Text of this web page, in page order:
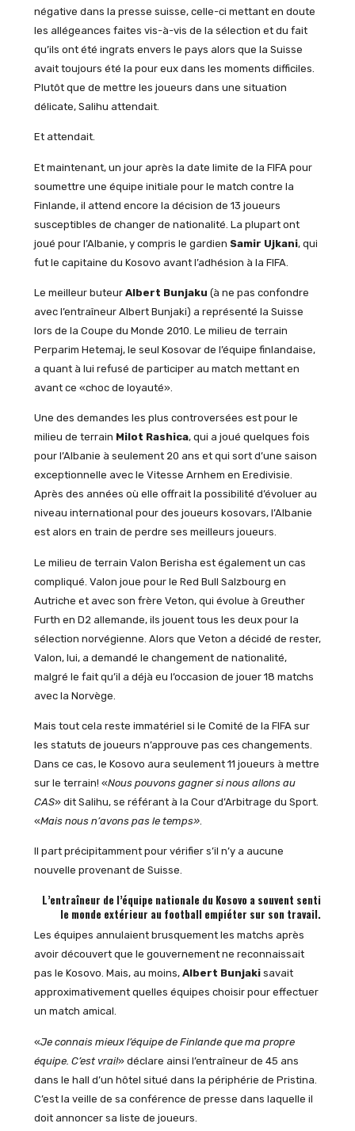
négative dans la presse suisse, celle-ci mettant en doute
les allégeances faites vis-à-vis de la sélection et du fait
qu’ils ont été ingrats envers le pays alors que la Suisse
avait toujours été la pour eux dans les moments difficiles.
Plutôt que de mettre les joueurs dans une situation
délicate, Salihu attendait.
Et attendait.
Et maintenant, un jour après la date limite de la FIFA pour
soumettre une équipe initiale pour le match contre la
Finlande, il attend encore la décision de 13 joueurs
susceptibles de changer de nationalité. La plupart ont
joué pour l’Albanie, y compris le gardien Samir Ujkani, qui
fut le capitaine du Kosovo avant l’adhésion à la FIFA.
Le meilleur buteur Albert Bunjaku (à ne pas confondre
avec l’entraîneur Albert Bunjaki) a représenté la Suisse
lors de la Coupe du Monde 2010. Le milieu de terrain
Perparim Hetemaj, le seul Kosovar de l’équipe finlandaise,
a quant à lui refusé de participer au match mettant en
avant ce «choc de loyauté».
Une des demandes les plus controversées est pour le
milieu de terrain Milot Rashica, qui a joué quelques fois
pour l’Albanie à seulement 20 ans et qui sort d’une saison
exceptionnelle avec le Vitesse Arnhem en Eredivisie.
Après des années où elle offrait la possibilité d’évoluer au
niveau international pour des joueurs kosovars, l’Albanie
est alors en train de perdre ses meilleurs joueurs.
Le milieu de terrain Valon Berisha est également un cas
compliqué. Valon joue pour le Red Bull Salzbourg en
Autriche et avec son frère Veton, qui évolue à Greuther
Furth en D2 allemande, ils jouent tous les deux pour la
sélection norvégienne. Alors que Veton a décidé de rester,
Valon, lui, a demandé le changement de nationalité,
malgré le fait qu’il a déjà eu l’occasion de jouer 18 matchs
avec la Norvège.
Mais tout cela reste immatériel si le Comité de la FIFA sur
les statuts de joueurs n’approuve pas ces changements.
Dans ce cas, le Kosovo aura seulement 11 joueurs à mettre
sur le terrain! «Nous pouvons gagner si nous allons au
CAS» dit Salihu, se référant à la Cour d’Arbitrage du Sport.
«Mais nous n’avons pas le temps».
Il part précipitamment pour vérifier s’il n’y a aucune
nouvelle provenant de Suisse.
L’entraîneur de l’équipe nationale du Kosovo a souvent senti
le monde extérieur au football empiéter sur son travail.
Les équipes annulaient brusquement les matchs après
avoir découvert que le gouvernement ne reconnaissait
pas le Kosovo. Mais, au moins, Albert Bunjakisavait
approximativement quelles équipes choisir pour effectuer
un match amical.
«Je connais mieux l’équipe de Finlande que ma propre
équipe. C’est vrai!» déclare ainsi l’entraîneur de 45 ans
dans le hall d’un hôtel situé dans la périphérie de Pristina.
C’est la veille de sa conférence de presse dans laquelle il
doit annoncer sa liste de joueurs.